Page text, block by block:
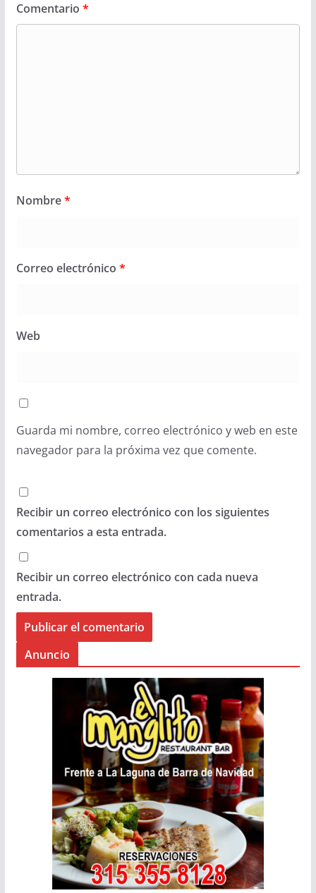
Comentario *
Nombre*
Correo electrónico *
Web
Guarda mi nombre, correo electrónico y web en este
navegador para la próxima vez que comente.
Recibir un correo electrónico con los siguientes
comentarios a esta entrada.
Recibir un correo electrónico con cada nueva
entrada.
Anuncio